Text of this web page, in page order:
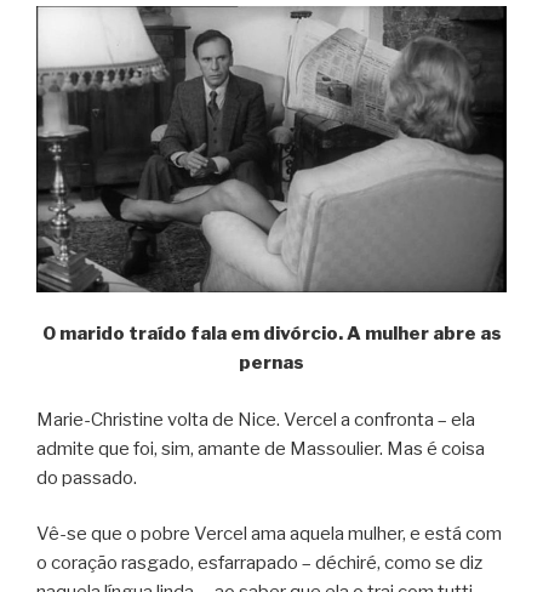
O marido traído fala em divórcio. A mulher abre as
pernas
Marie-Christine volta de Nice. Vercel a confronta – ela
admite que foi, sim, amante de Massoulier. Mas é coisa
do passado.
Vê-se que o pobre Vercel ama aquela mulher, e está com
o coração rasgado, esfarrapado – déchiré, como se diz